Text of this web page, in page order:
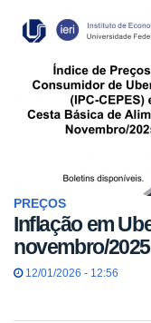
PREÇOS
Inflação em
novembro/2025
12/01/2026 - 12:56